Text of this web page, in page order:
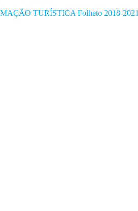
TURÍSTICA Folheto 2018-2021